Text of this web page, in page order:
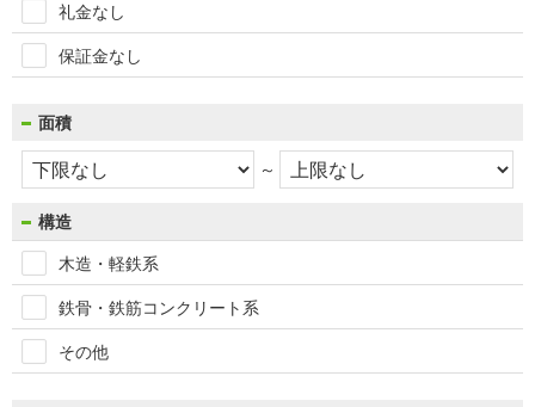
礼金なし
保証金なし
面積
～
構造
木造・軽鉄系
鉄骨・鉄筋コンクリート系
その他